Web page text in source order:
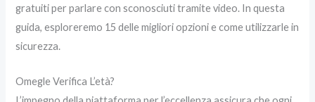
gratuiti per parlare con sconosciuti tramite video. In questa
guida, esploreremo 15 delle migliori opzioni e come utilizzarle in
sicurezza.
Omegle Verifica L’età?